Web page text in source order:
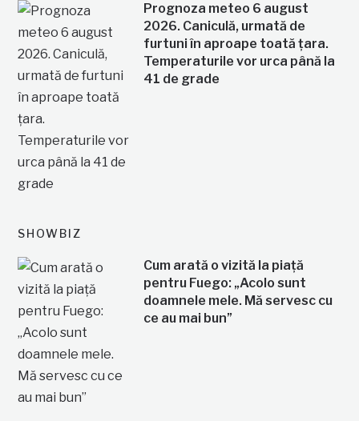
Prognoza meteo 6 august
2026. Caniculă, urmată de
furtuni în aproape toată țara.
Temperaturile vor urca până la
41 de grade
SHOWBIZ
Cum arată o vizită la piață
pentru Fuego: „Acolo sunt
doamnele mele. Mă servesc cu
ce au mai bun”